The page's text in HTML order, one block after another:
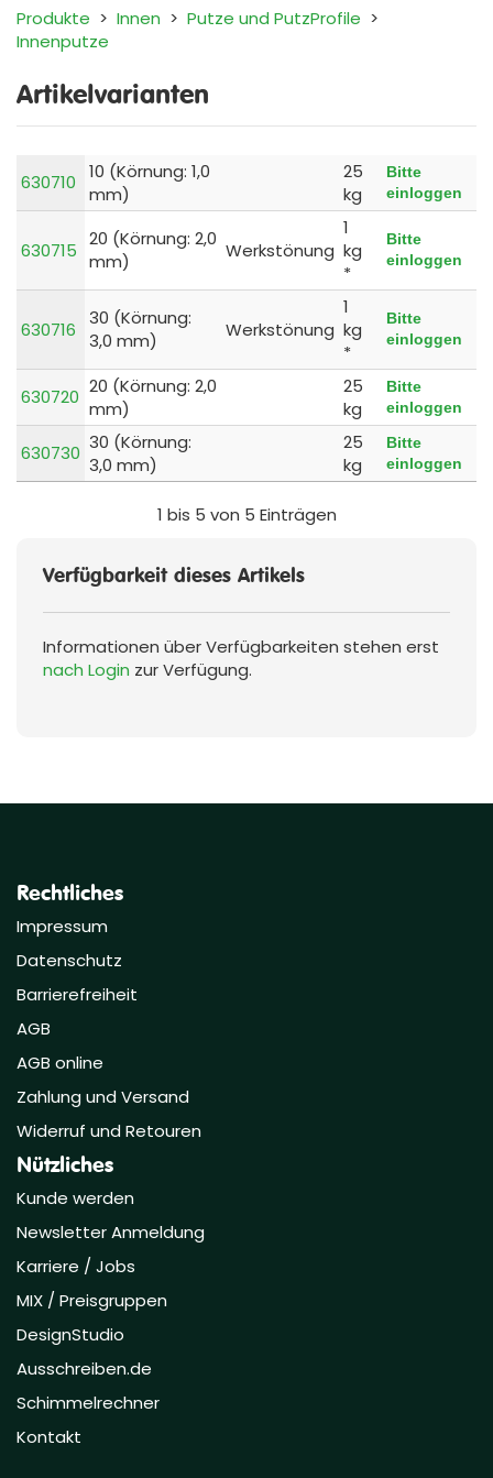
Verfügbarkeit dieses Artikels
Informationen über Verfügbarkeiten stehen erst
nach Login zur Verfügung.
Produkte > Innen > Putze und PutzProfile >
Innenputze
Artikelvarianten
630710
10 (Körnung: 1,0
mm)
25
kg
Bitte
einloggen
630715
20 (Körnung: 2,0
mm)
Werkstönung
1
kg
*
Bitte
einloggen
630716
30 (Körnung:
3,0 mm)
Werkstönung
1
kg
*
Bitte
einloggen
630720 20 (Körnung: 2,0
mm)
25
kg
Bitte
einloggen
630730 30 (Körnung:
3,0 mm)
25
kg
Bitte
einloggen
1 bis 5 von 5 Einträgen
Rechtliches
Impressum
Datenschutz
Barrierefreiheit
AGB
AGB online
Zahlung und Versand
Widerruf und Retouren
Nützliches
Kunde werden
Newsletter Anmeldung
Karriere / Jobs
MIX / Preisgruppen
DesignStudio
Ausschreiben.de
Schimmelrechner
Kontakt